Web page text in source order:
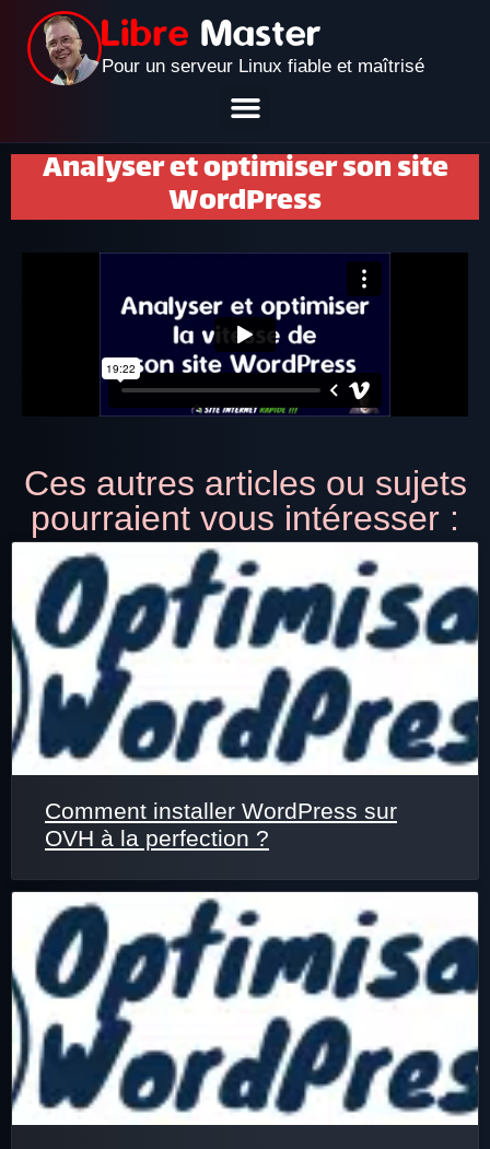
Pour un serveur Linux fiable et maîtrisé
Analyser et optimiser son site
WordPress
Ces autres articles ou sujets
pourraient vous intéresser :
Comment installer WordPress sur
OVH à la perfection ?